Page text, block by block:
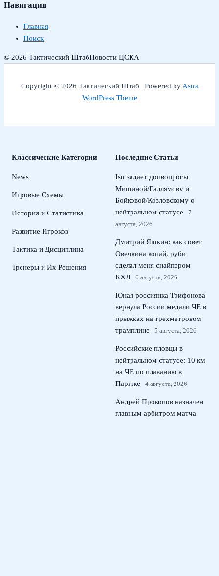
Навигация
Главная
Поиск
© 2026 Тактический ШтабНовости ЦСКА
Copyright © 2026 Тактический Штаб | Powered byAstra
WordPress Theme
Классические Категории
News
Игровые Схемы
История и Статистика
Развитие Игроков
Тактика и Дисциплина
Тренеры и Их Решения
Последние Статьи
Isu задает допвопросы
Мишиной/Галлямову и
Бойковой/Козловскому о
нейтральном статусе
7
августа, 2026
Дмитрий Яшкин: как совет
Овечкина копай, руби
сделал меня снайпером
КХЛ
6 августа, 2026
Юная россиянка Трифонова
вернула России медали ЧЕ в
прыжках на трехметровом
трамплине
5 августа, 2026
Российские пловцы в
нейтральном статусе: 10 км
на ЧЕ по плаванию в
Париже
4 августа, 2026
Андрей Прокопов назначен
главным арбитром матча